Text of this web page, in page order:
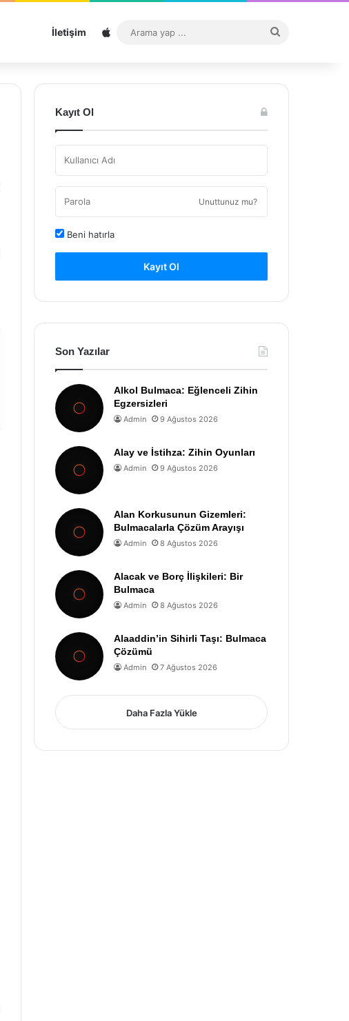
İletişim Sitemap
...
Kayıt Ol
Unuttunuz mu?
Beni hatırla
Kayıt Ol
Son Yazılar
Alkol Bulmaca: Eğlenceli Zihin
Egzersizleri
Admin 9 Ağustos 2026
Alay ve İstihza: Zihin Oyunları
Admin 9 Ağustos 2026
Alan Korkusunun Gizemleri:
Bulmacalarla Çözüm Arayışı
Admin 8 Ağustos 2026
Alacak ve Borç İlişkileri: Bir
Bulmaca
Admin 8 Ağustos 2026
Alaaddin’in Sihirli Taşı: Bulmaca
Çözümü
Admin 7 Ağustos 2026
Daha Fazla Yükle